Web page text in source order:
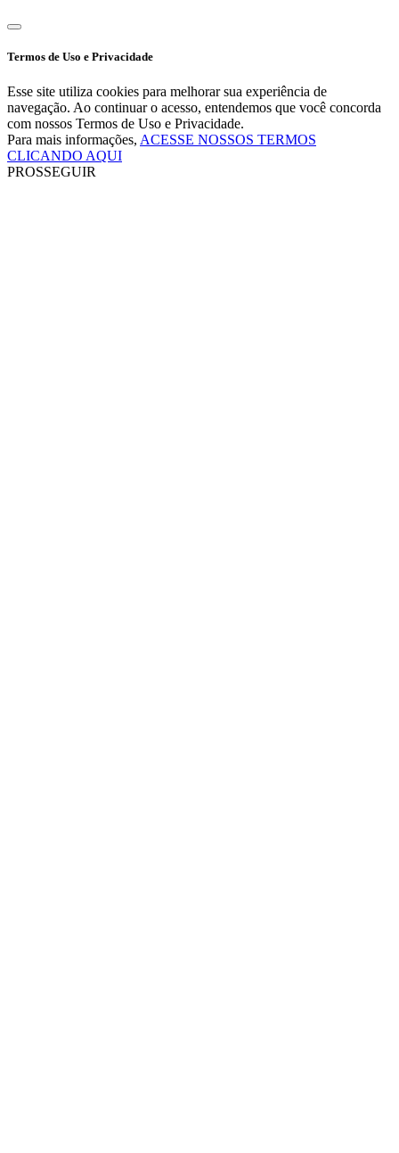
Termos de Uso e Privacidade
Esse site utiliza cookies para melhorar sua experiência de
navegação. Ao continuar o acesso, entendemos que você concorda
com nossos Termos de Uso e Privacidade.
Para mais informações, ACESSE NOSSOS TERMOS
CLICANDO AQUI
PROSSEGUIR